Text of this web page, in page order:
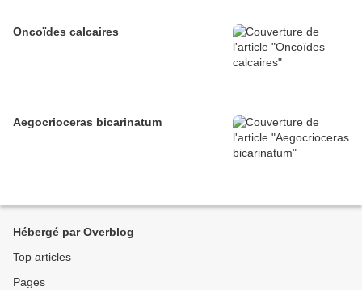
Oncoïdes calcaires
Aegocrioceras bicarinatum
Hébergé par Overblog
Top articles
Pages